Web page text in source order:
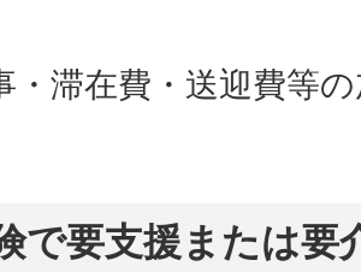
・滞在費・送迎費等
で要支援または要